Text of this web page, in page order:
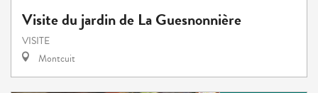
Visite du jardin de La Guesnonnière
VISITE
Montcuit